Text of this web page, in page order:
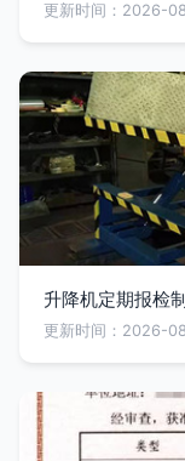
更新时间：2026-
升降机定期报检
更新时间：2026-